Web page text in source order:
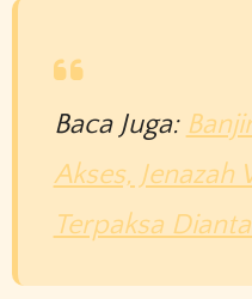
Baca Juga:
Akses, Jenazah
Terpaksa